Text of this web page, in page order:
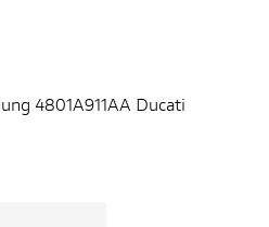
4801A911AA Ducati